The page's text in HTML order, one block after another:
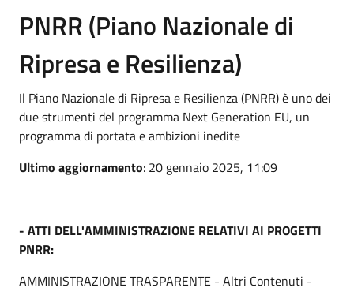
PNRR (Piano Nazionale di
Ripresa e Resilienza)
Il Piano Nazionale di Ripresa e Resilienza (PNRR) è uno dei
due strumenti del programma Next Generation EU, un
programma di portata e ambizioni inedite
Ultimo aggiornamento: 20 gennaio 2025, 11:09
- ATTI DELL'AMMINISTRAZIONE RELATIVI AI PROGETTI
PNRR:
AMMINISTRAZIONE TRASPARENTE - Altri Contenuti -